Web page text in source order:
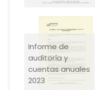
Informe de
auditoría y
cuentas anuales
2023